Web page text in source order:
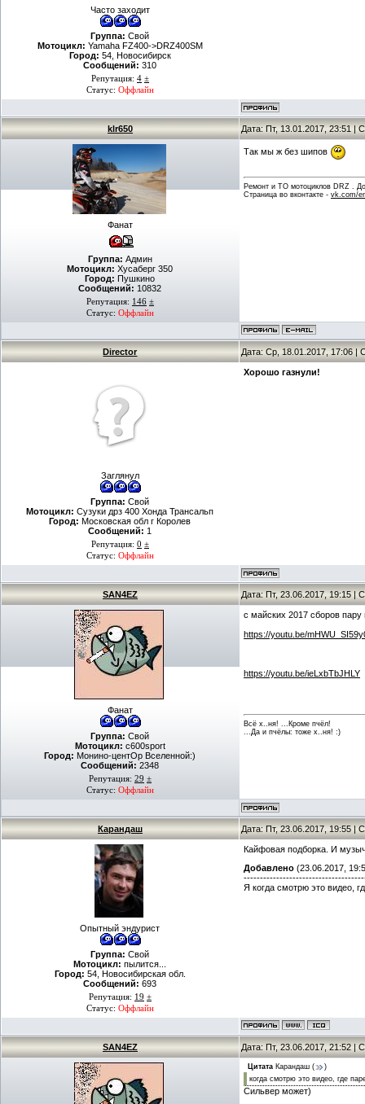
Часто заходит
Группа: Свой
Мотоцикл: Yamaha FZ400->DRZ400SM
Город: 54, Новосибирск
Сообщений: 310
Репутация: 4 ±
Статус: Оффлайн
klr650 Дата: Пт, 13.01.2017, 23:51 |
Фанат
Группа: Админ
Мотоцикл: Хусаберг 350
Город: Пушкино
Сообщений: 10832
Репутация: 146 ±
Статус: Оффлайн
Так мы ж без шипов
Ремонт и ТО мотоциклов DRZ .
Страница во вконтакте - vk.com/
Director Дата: Ср, 18.01.2017, 17:06 |
Заглянул
Группа: Свой
Мотоцикл: Сузуки дрз 400 Хонда Трансальп
Город: Московская обл г Королев
Сообщений: 1
Репутация: 0 ±
Статус: Оффлайн
Хорошо газнули!
SAN4EZ Дата: Пт, 23.06.2017, 19:15 |
Фанат
Группа: Свой
Мотоцикл: c600sport
Город: Монино-центОр Вселенной:)
Сообщений: 2348
Репутация: 29 ±
Статус: Оффлайн
с майских 2017 сборов пару
https://youtu.be/
https://youtu.be/ieLxbTbJHLY
Всё х..ня! ...Кроме пчёл!
...Да и пчёлы: тоже х..ня! :)
Карандаш Дата: Пт, 23.06.2017, 19:55 |
Опытный эндурист
Группа: Свой
Мотоцикл: пылится...
Город: 54, Новосибирская обл.
Сообщений: 693
Репутация: 19 ±
Статус: Оффлайн
Кайфовая подборка. И
Добавлено (23.06.2017,
Я когда смотрю это видео,
SAN4EZ Дата: Пт, 23.06.2017, 21:52 |
Цитата Карандаш (
)
когда смотрю это видео, где
Сильвер может)